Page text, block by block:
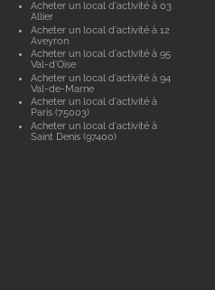
Acheter un local d'activité à 03
Allier
Acheter un local d'activité à 12
Aveyron
Acheter un local d'activité à 95
Val-d'Oise
Acheter un local d'activité à 94
Val-de-Marne
Acheter un local d'activité à
Paris (75003)
Acheter un local d'activité à
Saint Denis (97400)